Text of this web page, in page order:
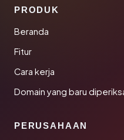
PRODUK
Beranda
Fitur
Cara kerja
Domain yang baru
PERUSAHAAN